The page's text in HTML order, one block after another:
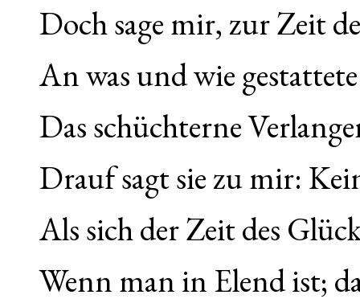
Doch sage mir, zur Zeit
An was und wie
Das schüchterne
Drauf sagt sie zu mir:
Als sich der Zeit des
Wenn man in Elend ist;